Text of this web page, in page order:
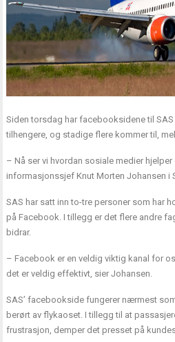
Siden torsdag harfacebooksidene til SAS
tilhengere, og stadige flere kommer til,
– Nå ser vi hvordan sosiale medier
informasjonssjef Knut Morten Johansen i
SAS har satt inn to-tre personer som har
på Facebook. I tillegg er det flere andre
bidrar.
– Facebook er en veldig viktig kanal for
det er veldig effektivt, sier Johansen.
SAS’ facebookside fungerer nærmest
berørt av flykaoset. I tillegg til at
frustrasjon, demper det presset på